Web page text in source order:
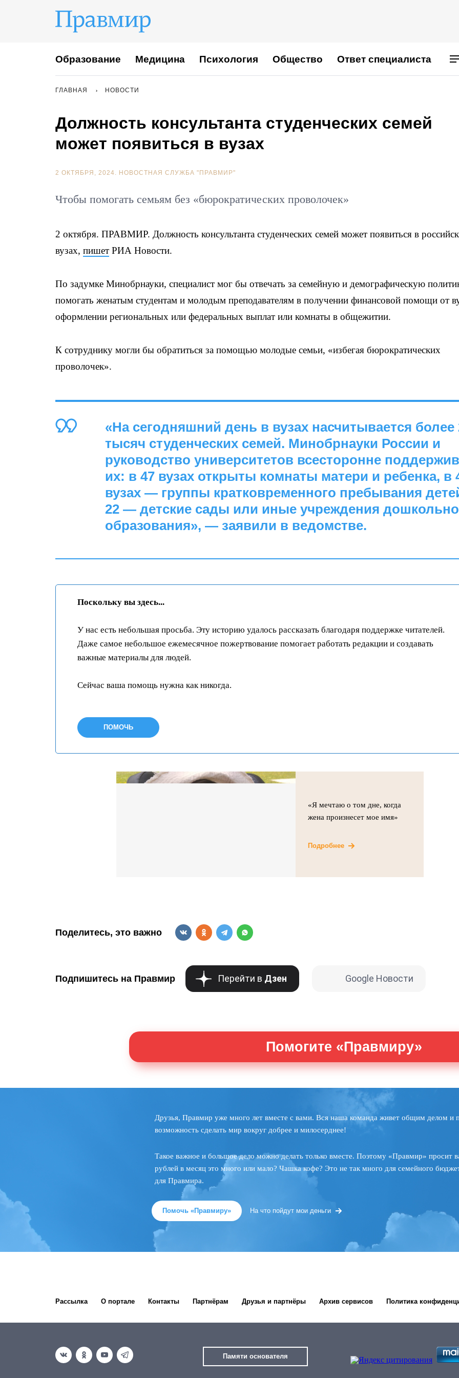
Образование Медицина Психология Общество Ответ специалиста
ГЛАВНАЯ НОВОСТИ
Должность консультанта студенческих семей
может появиться в вузах
2 ОКТЯБРЯ, 2024. НОВОСТНАЯ СЛУЖБА "ПРАВМИР"
Чтобы помогать семьям без «бюрократических проволочек»
2 октября. ПРАВМИР. Должность консультанта студенческих семей может появиться в
вузах, пишет РИА Новости.
По задумке Минобрнауки, специалист мог бы отвечать за семейную и демографическую
помогать женатым студентам и молодым преподавателям в получении финансовой помощи от
оформлении региональных или федеральных выплат или комнаты в общежитии.
К сотруднику могли бы обратиться за помощью молодые семьи, «избегая бюрократических
проволочек».
«На сегодняшний день в вузах насчитывается более
тысяч студенческих семей. Минобрнауки России и
руководство университетов всесторонне
их: в 47 вузах открыты комнаты матери и ребенка, в
вузах — группы кратковременного пребывания
22 — детские сады или иные учреждения
образования», — заявили в ведомстве.
Поскольку вы здесь...
У нас есть небольшая просьба. Эту историю удалось рассказать благодаря поддержке читателей.
Даже самое небольшое ежемесячное пожертвование помогает работать редакции и создавать
важные материалы для людей.
Сейчас ваша помощь нужна как никогда.
ПОМОЧЬ
«Я мечтаю о том дне, когда
жена произнесет мое имя»
Подробнее
Поделитесь, это важно
Подпишитесь на Правмир Перейти в Дзен Google Новости
Помогите «Правмиру»
Друзья, Правмир уже много лет вместе с вами. Вся наша команда живет общим делом и
возможность сделать мир вокруг добрее и милосерднее!
Такое важное и большое дело можно делать только вместе. Поэтому «Правмир» просит
рублей в месяц это много или мало? Чашка кофе? Это не так много для семейного
для Правмира.
Помочь «Правмиру» На что пойдут мои деньги
Рассылка О портале Контакты Партнёрам Друзья и партнёры Архив сервисов Политика
Памяти основателя